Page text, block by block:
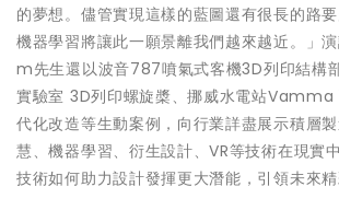
的夢想。儘管實現這樣的藍圖還有很長的路
機器學習將讓此一願景離我們越來越近。」
m先生還以波音787噴氣式客機3D列印結構
實驗室 3D列印螺旋槳、挪威水電站Vamma
代化改造等生動案例，向行業詳盡展示積層
慧、機器學習、衍生設計、VR等技術在現實
技術如何助力設計發揮更大潛能，引領未來精